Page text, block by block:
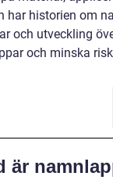
har historien om
och utveckling
och minska
är